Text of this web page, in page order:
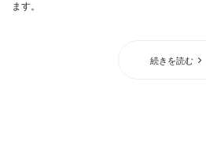
ます。
続きを読む